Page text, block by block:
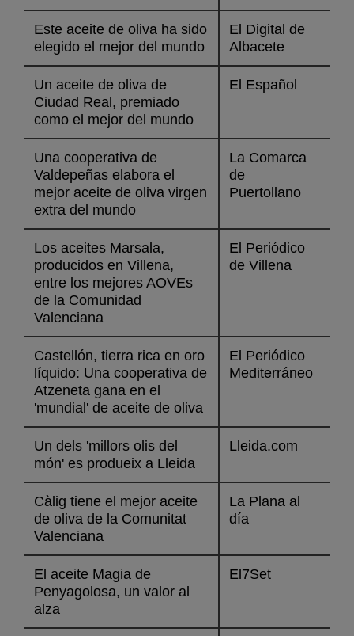
Este aceite de oliva ha sido
elegido el mejor del mundo
El Digital de
Albacete
Un aceite de oliva de
Ciudad Real, premiado
como el mejor del mundo
El Español
Una cooperativa de
Valdepeñas elabora el
mejor aceite de oliva virgen
extra del mundo
La Comarca
de
Puertollano
Los aceites Marsala,
producidos en Villena,
entre los mejores AOVEs
de la Comunidad
Valenciana
El Periódico
de Villena
Castellón, tierra rica en oro
líquido: Una cooperativa de
Atzeneta gana en el
'mundial' de aceite de oliva
El Periódico
Mediterráneo
Un dels 'millors olis del
món' es produeix a Lleida
Lleida.com
Càlig tiene el mejor aceite
de oliva de la Comunitat
Valenciana
La Plana al
día
El aceite Magia de
Penyagolosa, un valor al
alza
El7Set